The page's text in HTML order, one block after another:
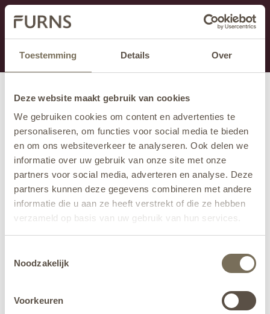
Toestemming Details Over
Deze website maakt gebruik van cookies
We gebruiken cookies om content en advertenties te
personaliseren, om functies voor social media te bieden
en om ons websiteverkeer te analyseren. Ook delen we
informatie over uw gebruik van onze site met onze
partners voor social media, adverteren en analyse. Deze
partners kunnen deze gegevens combineren met andere
informatie die u aan ze heeft verstrekt of die ze hebben
verzameld op basis van uw gebruik van hun services.
jehier.
Noodzakelijk
Voorkeuren
Dit onderdeel is momenteel in onderhoud.
Als je informatie mist kun je ons bellen +31 413 274
168 of mailen
info@furns.com